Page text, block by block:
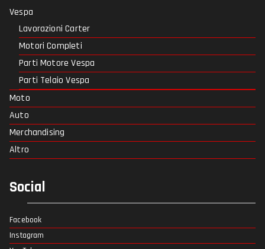
Vespa
Lavorazioni Carter
Motori Completi
Parti Motore Vespa
Parti Telaio Vespa
Moto
Auto
Merchandising
Altro
Social
Facebook
Instagram